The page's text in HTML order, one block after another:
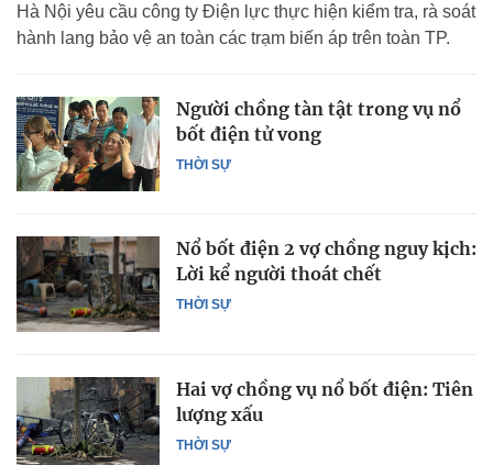
Hà Nội yêu cầu công ty Điện lực thực hiện kiểm tra, rà soát
hành lang bảo vệ an toàn các trạm biến áp trên toàn TP.
THỜI SỰ
Người chồng tàn tật trong vụ nổ
bốt điện tử vong
THỜI SỰ
Nổ bốt điện 2 vợ chồng nguy kịch:
Lời kể người thoát chết
THỜI SỰ
Hai vợ chồng vụ nổ bốt điện: Tiên
lượng xấu